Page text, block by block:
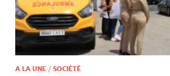
A LA UNE / SOCIÉTÉ